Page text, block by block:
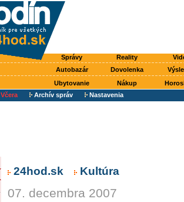
Správy Reality
Autobazár Dovolenka
Ubytovanie Nákup
Včera Archív správ Nastavenia
24hod.sk Kultúra
07. decembra 2007